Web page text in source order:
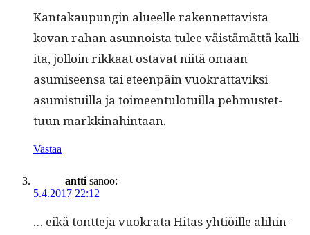
Kan­takaupun­gin alueelle raken­net­tavista
kovan rahan asun­noista tulee väistämät­tä kalli­
ita, jol­loin rikkaat osta­vat niitä omaan
asumiseen­sa tai eteen­päin vuokrat­taviksi
asum­is­tu­il­la ja toimeen­tu­lo­tu­il­la pehmustet­
tuun markkinahintaan.
Vastaa
antti sanoo:
5.4.2017 22:12
… eikä tont­te­ja vuokra­ta Hitas yhtiöille ali­hin­